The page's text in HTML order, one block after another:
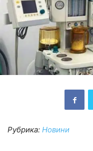
Рубрика: Новини